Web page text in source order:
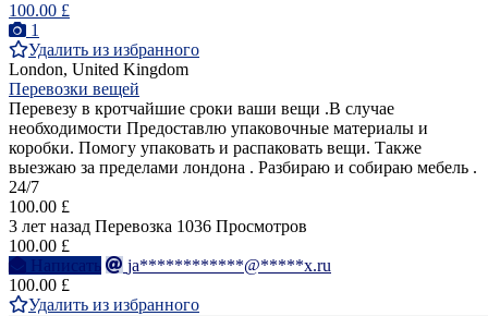
100.00 £
1
Удалить из избранного
London, United Kingdom
Перевозки вещей
Перевезу в кротчайшие сроки ваши вещи .В случае
необходимости Предоставлю упаковочные материалы и
коробки. Помогу упаковать и распаковать вещи. Также
выезжаю за пределами лондона . Разбираю и собираю мебель .
24/7
100.00 £
3 лет назад Перевозка 1036 Просмотров
100.00 £
Написать
ja************@*****x.ru
100.00 £
Удалить из избранного